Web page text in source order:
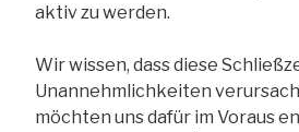
aktiv zu werden.
Wir wissen, dass diese
Unannehmlichkeiten
möchten uns dafür im Voraus